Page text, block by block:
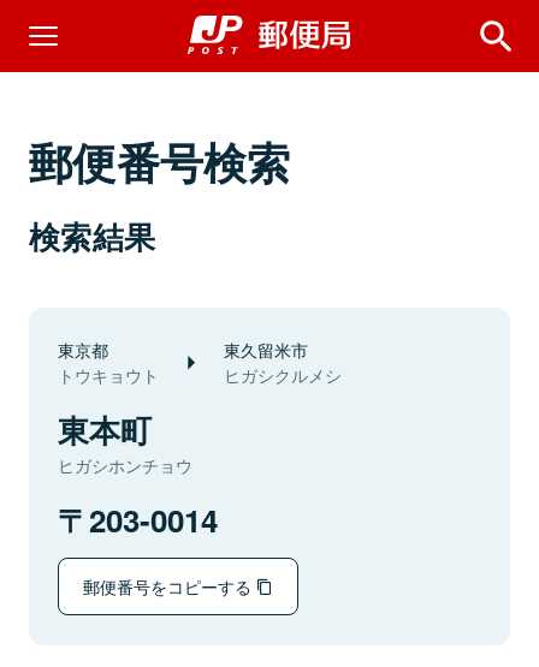
郵便番号検索
検索結果
東京都
トウキョウト
東久留米市
ヒガシクルメシ
東本町
ヒガシホンチョウ
203-0014
郵便番号をコピーする